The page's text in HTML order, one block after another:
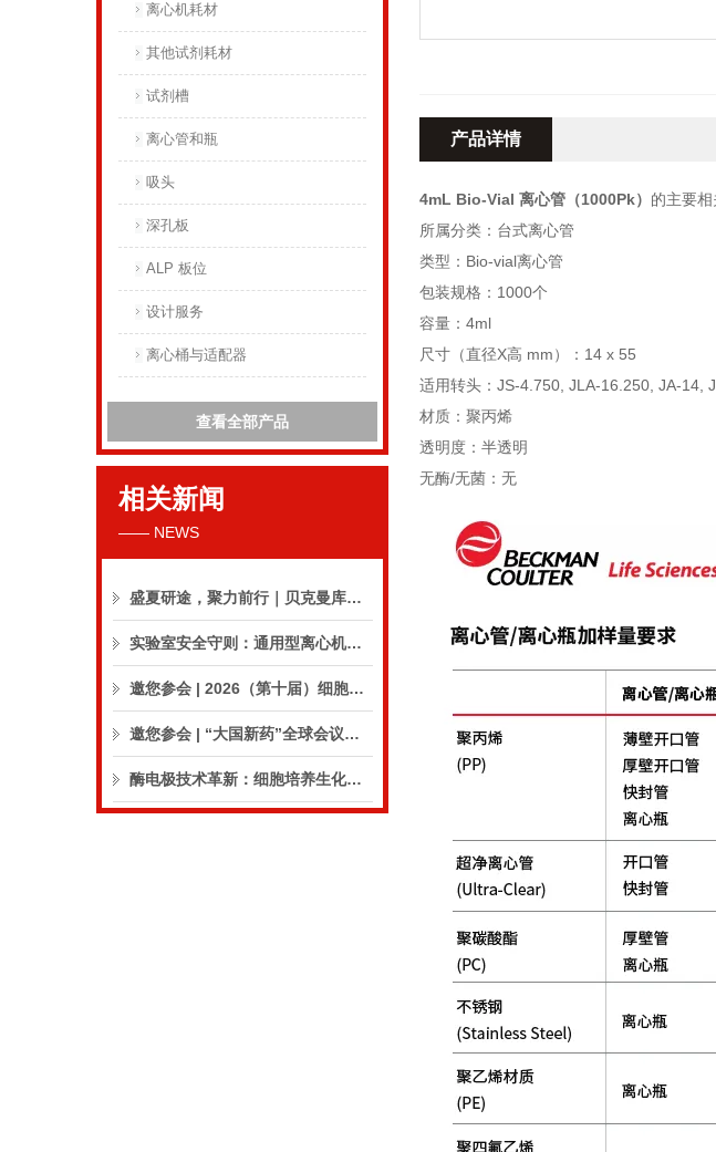
离心机耗材
其他试剂耗材
试剂槽
离心管和瓶
吸头
深孔板
ALP 板位
设计服务
离心桶与适配器
查看全部产品
相关新闻
—— NEWS
盛夏研途，聚力前行｜贝克曼库尔特生命科学8月活动预告
实验室安全守则：通用型离心机操作与保养的10个要点
邀您参会 | 2026（第十届）细胞外囊泡合规与临床应用大会
邀您参会 | “大国新药”全球会议（CPIC2026）
酶电极技术革新：细胞培养生化分析仪实现精准在线监测
产品详情
4mL Bio-Vial 离心管（1000Pk） 的主要相
所属分类：台式离心管
类型：Bio-vial离心管
包装规格：1000个
容量：4ml
尺寸（直径X高 mm）：14 x 55
适用转头：JS-4.750, JLA-16.250, JA-14,
材质：聚丙烯
透明度：半透明
无酶/无菌：无